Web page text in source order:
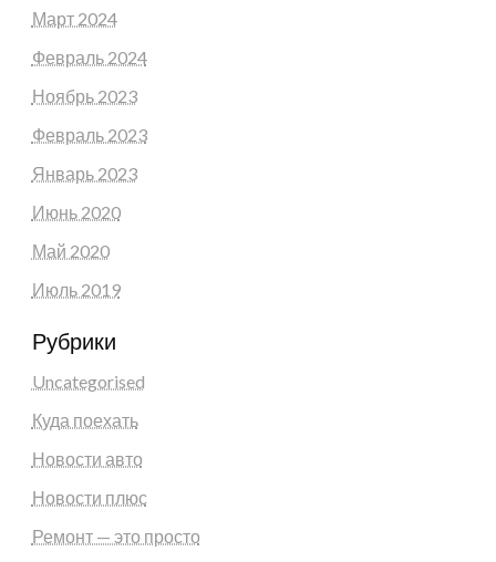
Март 2024
Февраль 2024
Ноябрь 2023
Февраль 2023
Январь 2023
Июнь 2020
Май 2020
Июль 2019
Рубрики
Uncategorised
Куда поехать
Новости авто
Новости плюс
Ремонт — это просто